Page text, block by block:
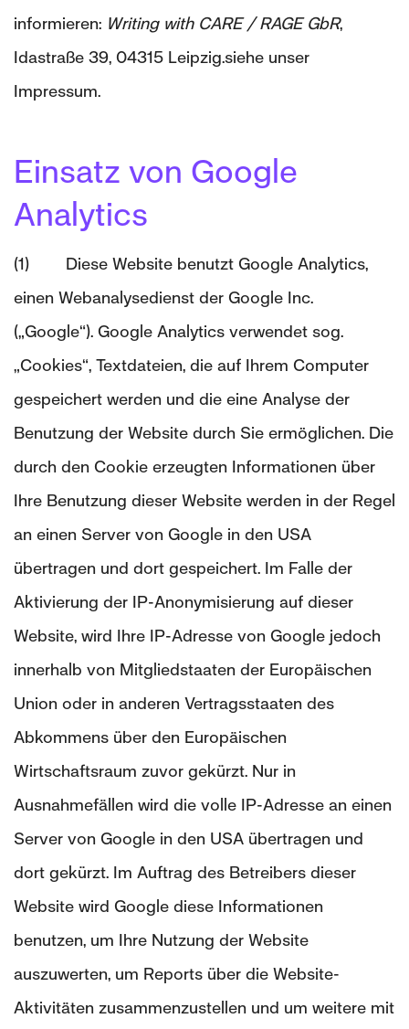
informieren: Writing with CARE / RAGE GbR,
Idastraße 39, 04315 Leipzig.siehe unser
Impressum.
Einsatz von Google
Analytics
(1) Diese Website benutzt Google Analytics,
einen Webanalysedienst der Google Inc.
(„Google“). Google Analytics verwendet sog.
„Cookies“, Textdateien, die auf Ihrem Computer
gespeichert werden und die eine Analyse der
Benutzung der Website durch Sie ermöglichen. Die
durch den Cookie erzeugten Informationen über
Ihre Benutzung dieser Website werden in der Regel
an einen Server von Google in den USA
übertragen und dort gespeichert. Im Falle der
Aktivierung der IP-Anonymisierung auf dieser
Website, wird Ihre IP-Adresse von Google jedoch
innerhalb von Mitgliedstaaten der Europäischen
Union oder in anderen Vertragsstaaten des
Abkommens über den Europäischen
Wirtschaftsraum zuvor gekürzt. Nur in
Ausnahmefällen wird die volle IP-Adresse an einen
Server von Google in den USA übertragen und
dort gekürzt. Im Auftrag des Betreibers dieser
Website wird Google diese Informationen
benutzen, um Ihre Nutzung der Website
auszuwerten, um Reports über die Website-
Aktivitäten zusammenzustellen und um weitere mit